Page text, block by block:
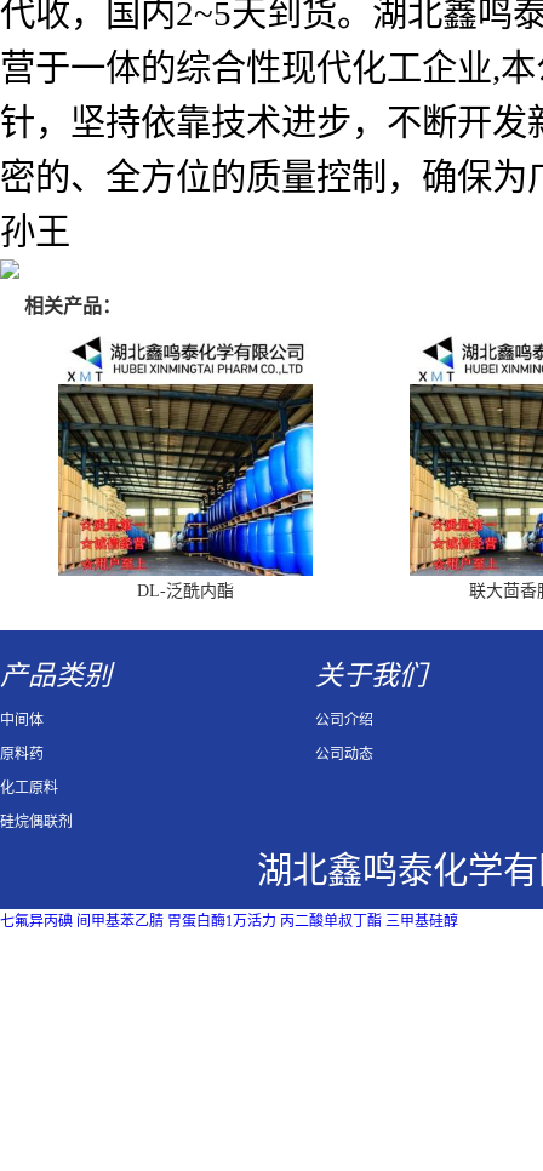
代收，国内2~5天到货。湖北鑫鸣
营于一体的综合性现代化工企业,
针，坚持依靠技术进步，不断开
密的、全方位的质量控制，确保
孙王
相关产品：
DL-泛酰内酯 联大茴香
产品类别
中间体
原料药
化工原料
硅烷偶联剂
关于我们
公司介绍
公司动态
湖北鑫鸣泰化学
七氟异丙碘 间甲基苯乙腈 胃蛋白酶1万活力 丙二酸单叔丁酯 三甲基硅醇